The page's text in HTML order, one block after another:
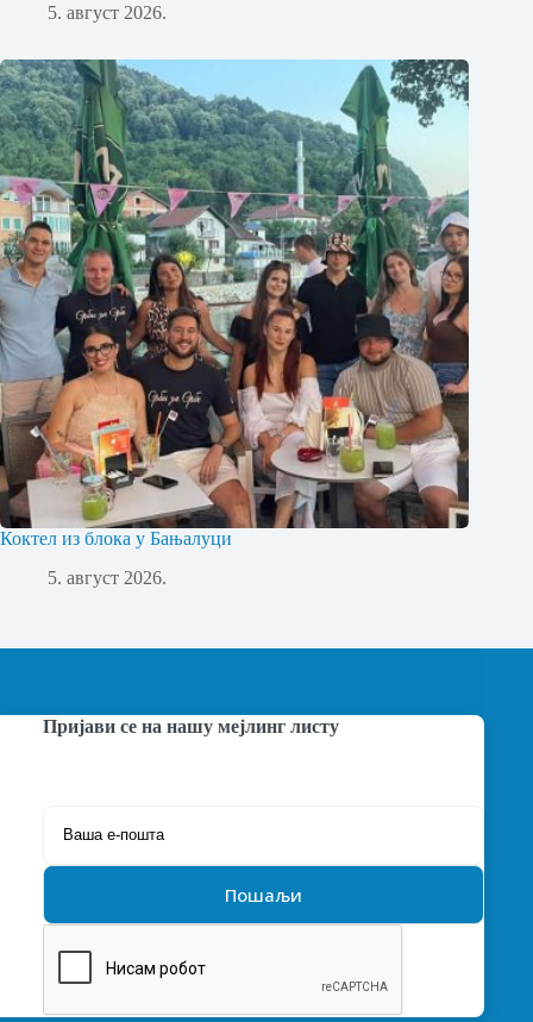
5. август 2026.
Коктел из блока у Бањалуци
5. август 2026.
Пријави се на нашу мејлинг листу